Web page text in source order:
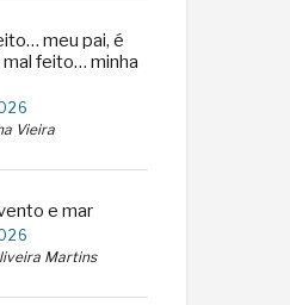
meu pai, é
feito… minha
Vieira
e mar
Martins